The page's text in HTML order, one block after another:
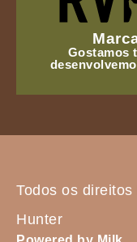
Gostamos
Todos os
Hunter